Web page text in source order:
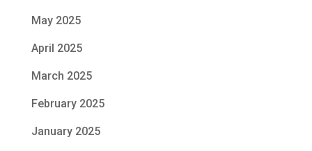
May 2025
April 2025
March 2025
February 2025
January 2025